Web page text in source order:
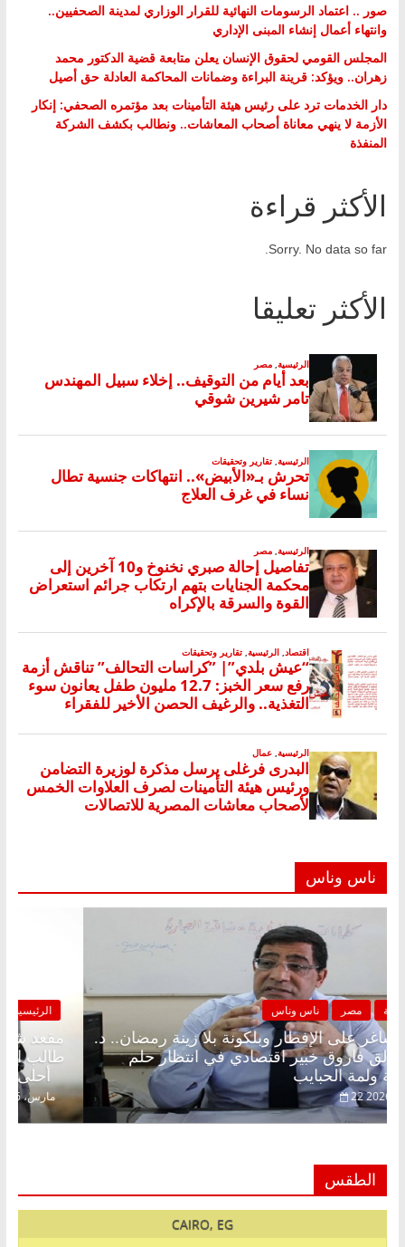
صور .. اعتماد الرسومات النهائية للقرار الوزاري لمدينة الصحفيين..
وانتهاء أعمال إنشاء المبنى الإداري
المجلس القومي لحقوق الإنسان يعلن متابعة قضية الدكتور محمد
زهران.. ويؤكد: قرينة البراءة وضمانات المحاكمة العادلة حق أصيل
دار الخدمات ترد على رئيس هيئة التأمينات بعد مؤتمره الصحفي: إنكار
الأزمة لا ينهي معاناة أصحاب المعاشات.. ونطالب بكشف الشركة
المنفذة
الأكثر قراءة
Sorry. No data so far.
الأكثر تعليقا
ناس وناس
الرئيسية مصر ناس وناس
مقعد شاغر على الإفطار وبلكونة بلا زينة رمضان.. د.
عبدالخالق فاروق خبير اقتصادي في انتظار حلم
الحرية ولمة الحبايب
22 فبراير، 2026
الطقس
CAIRO, EG